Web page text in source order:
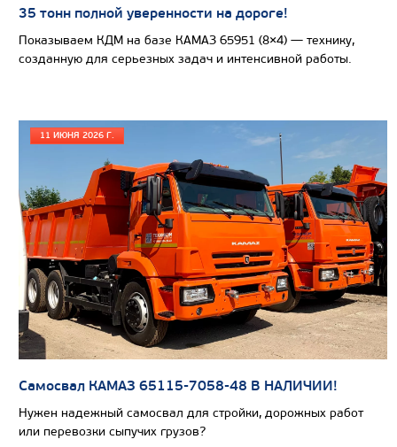
НОВИНКА
Вместимость цистрены, м3
35 тонн полной уверенности на дороге!
Показываем КДМ на базе КАМАЗ 65951 (8×4) — технику,
созданную для серьезных задач и интенсивной работы.
11 ИЮНЯ 2026 Г.
Самосвал КАМАЗ 65115-7058-48 В НАЛИЧИИ!
Нужен надежный самосвал для стройки, дорожных работ
или перевозки сыпучих грузов?